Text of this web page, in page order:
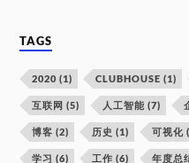
TAGS
2020 (1) CLUBHOUSE (1)
互联网 (5) 人工智能 (7)
博客 (2) 历史 (1) 可视化
学习 (6) 工作 (6) 年度总